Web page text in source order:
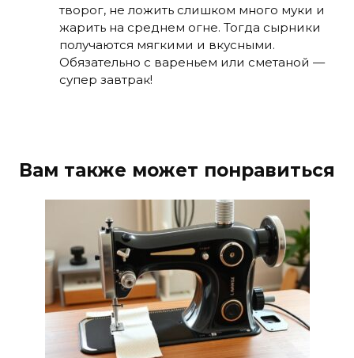
творог, не ложить слишком много муки и
жарить на среднем огне. Тогда сырники
получаются мягкими и вкусными.
Обязательно с вареньем или сметаной —
супер завтрак!
Вам также может понравиться